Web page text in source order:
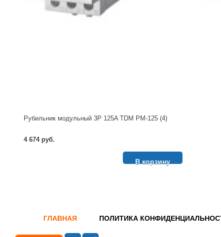
Рубильник модульный 3P 125A TDM РМ-125 (4)
4 674 руб.
В корзину
ГЛАВНАЯ ПОЛИТИКА